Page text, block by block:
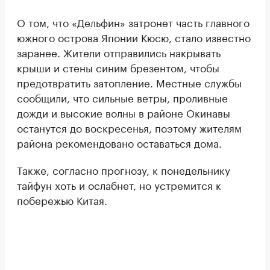
О том, что «Дельфин» затронет часть главного
южного острова Японии Кюсю, стало известно
заранее. Жители отправились накрывать
крыши и стены синим брезентом, чтобы
предотвратить затопление. Местные службы
сообщили, что сильные ветры, проливные
дожди и высокие волны в районе Окинавы
останутся до воскресенья, поэтому жителям
района рекомендовано оставаться дома.
Также, согласно прогнозу, к понедельнику
тайфун хоть и ослабнет, но устремится к
побережью Китая.